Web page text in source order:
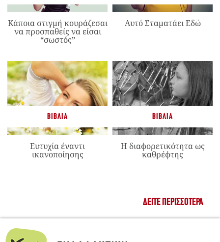
Κάποια στιγμή κουράζεσαι
να προσπαθείς να είσαι
“σωστός”
Αυτό Σταματάει Εδώ
ΒΙΒΛΊΑ
Ευτυχία έναντι
ικανοποίησης
ΒΙΒΛΊΑ
Η διαφορετικότητα ως
καθρέφτης
ΔΕΊΤΕ ΠΕΡΙΣΣΌΤΕΡΑ